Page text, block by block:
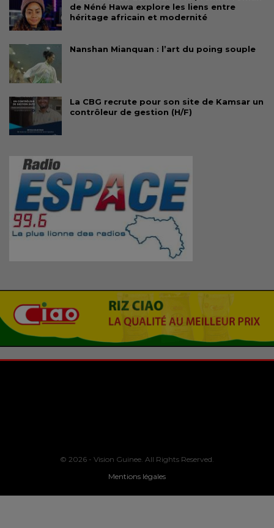
de Néné Hawa explore les liens entre
héritage africain et modernité
Nanshan Mianquan : l’art du poing souple
La CBG recrute pour son site de Kamsar un
contrôleur de gestion (H/F)
© 2026 - Vision Guinee. All Rights Reserved.
Mentions légales